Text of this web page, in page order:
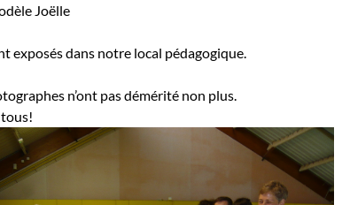
Joëlle
exposés dans notre local pédagogique.
n’ont pas démérité non plus.